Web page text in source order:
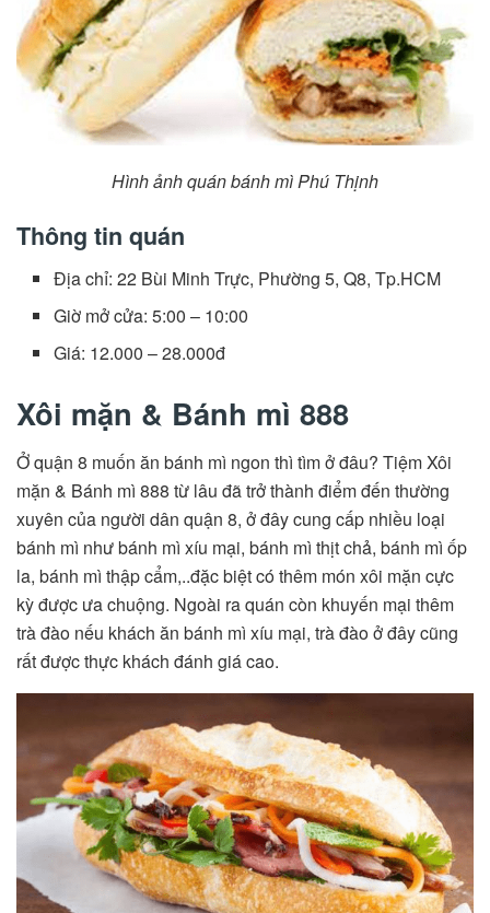
Hình ảnh quán bánh mì Phú Thịnh
Thông tin quán
Địa chỉ: 22 Bùi Minh Trực, Phường 5, Q8, Tp.HCM
Giờ mở cửa: 5:00 – 10:00
Giá: 12.000 – 28.000đ
Xôi mặn & Bánh mì 888
Ở quận 8 muốn ăn bánh mì ngon thì tìm ở đâu? Tiệm Xôi
mặn & Bánh mì 888 từ lâu đã trở thành điểm đến thường
xuyên của người dân quận 8, ở đây cung cấp nhiều loại
bánh mì như bánh mì xíu mại, bánh mì thịt chả, bánh mì ốp
la, bánh mì thập cẩm,..đặc biệt có thêm món xôi mặn cực
kỳ được ưa chuộng. Ngoài ra quán còn khuyến mại thêm
trà đào nếu khách ăn bánh mì xíu mại, trà đào ở đây cũng
rất được thực khách đánh giá cao.